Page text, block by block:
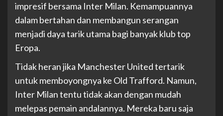
impresif bersama Inter Milan. Kemampuannya
dalam bertahan dan membangun serangan
menjadi daya tarik utama bagi banyak klub top
Eropa.
Tidak heran jika Manchester United tertarik
untuk memboyongnya ke Old Trafford. Namun,
Inter Milan tentu tidak akan dengan mudah
melepas pemain andalannya. Mereka baru saja